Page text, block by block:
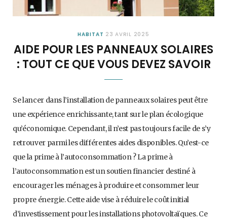
HABITAT 23 AVRIL 2025
AIDE POUR LES PANNEAUX SOLAIRES
: TOUT CE QUE VOUS DEVEZ SAVOIR
Se lancer dans l’installation de panneaux solaires peut être
une expérience enrichissante, tant sur le plan écologique
qu’économique. Cependant, il n’est pas toujours facile de s’y
retrouver parmi les différentes aides disponibles. Qu’est-ce
que la prime à l’autoconsommation ? La prime à
l’autoconsommation est un soutien financier destiné à
encourager les ménages à produire et consommer leur
propre énergie. Cette aide vise à réduire le coût initial
d’investissement pour les installations photovoltaïques. Ce